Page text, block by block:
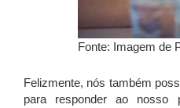
Fonte: Imagem de
Felizmente, nós também
para responder ao nosso